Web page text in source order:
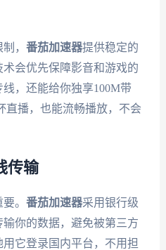
， 番茄加速器提供稳定的
会优先保障影音和游戏的
，还能给你独享100M带
直播，也能流畅播放，不会
传输
。 番茄加速器采用银行级
你的数据，避免被第三方
它登录国内平台，不用担